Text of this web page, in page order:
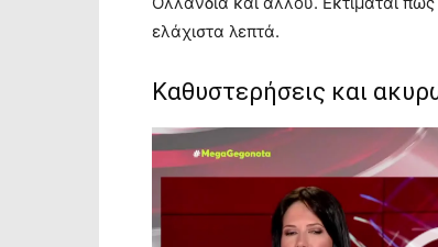
ελάχιστα λεπτά.
Καθυστερήσεις και